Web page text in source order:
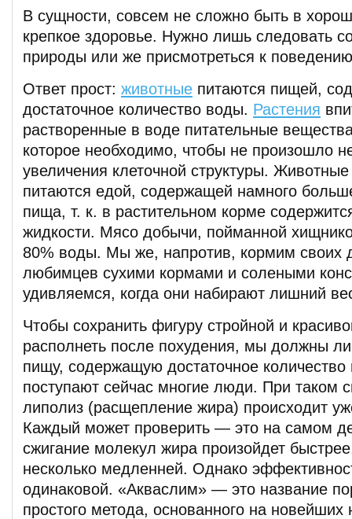
В сущности, совсем не сложно быть в
крепкое здоровье. Нужно лишь следовать
природы или же присмотреться к
Ответ прост: животные питаются пищей,
достаточное количество воды. Растения
растворенные в воде питательные
которое необходимо, чтобы не произошло
увеличения клеточной структуры.
питаются едой, содержащей намного
пища, т. к. в растительном корме
жидкости. Мясо добычи, пойманной
80% воды. Мы же, напротив, кормим своих
любимцев сухими кормами и солеными
удивляемся, когда они набирают лишний
Чтобы сохранить фигуру стройной и
располнеть после похудения, мы должны
пищу, содержащую достаточное количество
поступают сейчас многие люди. При таком
липолиз (расщепление жира) происходит
Каждый может проверить — это на самом
сжигание молекул жира произойдет
несколько медленней. Однако
одинаковой. «Акваслим» — это название
простого метода, основанного на